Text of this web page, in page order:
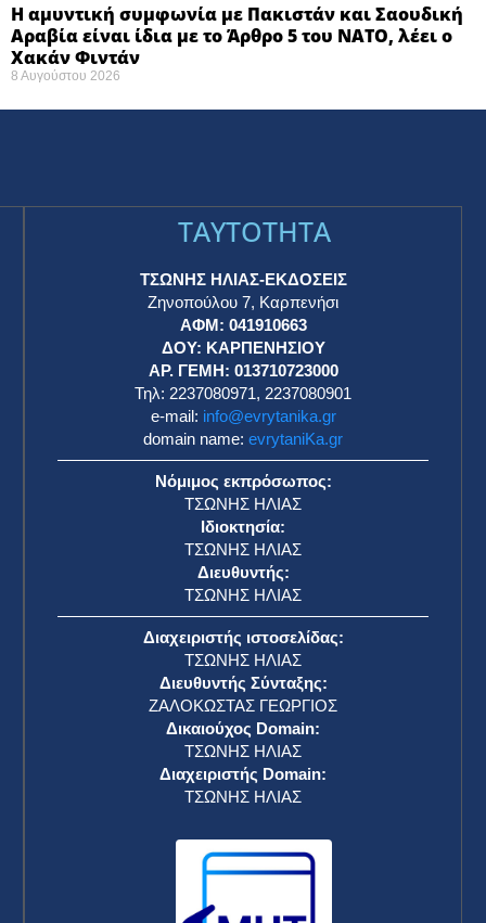
Η αμυντική συμφωνία με Πακιστάν και Σαουδική
Αραβία είναι ίδια με το Άρθρο 5 του ΝΑΤΟ, λέει ο
Χακάν Φιντάν
8 Αυγούστου 2026
TAYTOTHTA
ΤΣΩΝΗΣ ΗΛΙΑΣ-ΕΚΔΟΣΕΙΣ
Ζηνοπούλου 7, Καρπενήσι
ΑΦΜ: 041910663
ΔΟΥ: ΚΑΡΠΕΝΗΣΙΟΥ
ΑΡ. ΓΕΜΗ: 013710723000
Τηλ: 2237080971, 2237080901
e-mail: info@evrytanika.gr
domain name: evrytaniKa.gr
Νόμιμος εκπρόσωπος:
ΤΣΩΝΗΣ ΗΛΙΑΣ
Ιδιοκτησία:
ΤΣΩΝΗΣ ΗΛΙΑΣ
Διευθυντής:
ΤΣΩΝΗΣ ΗΛΙΑΣ
Διαχειριστής ιστοσελίδας:
ΤΣΩΝΗΣ ΗΛΙΑΣ
Διευθυντής Σύνταξης:
ΖΑΛΟΚΩΣΤΑΣ ΓΕΩΡΓΙΟΣ
Δικαιούχος Domain:
ΤΣΩΝΗΣ ΗΛΙΑΣ
Διαχειριστής Domain:
ΤΣΩΝΗΣ ΗΛΙΑΣ